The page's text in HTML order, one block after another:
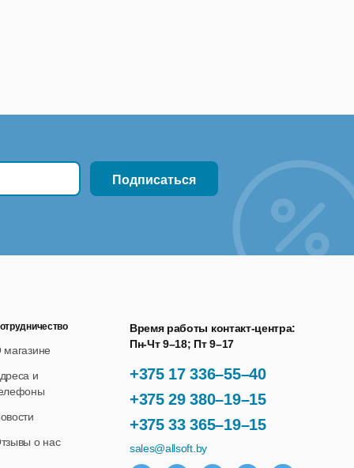
+375 17 336–55–40
+375 29 380–19–15
+375 33 365–19–15
Время работы контакт-центра:
Пн-Чт 9–18; Пт 9–17
sales@allsoft.by
и
о нас